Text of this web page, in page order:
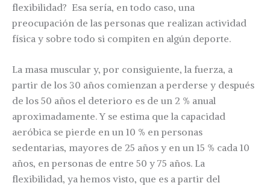
flexibilidad? Esa sería, en todo caso, una
preocupación de las personas que realizan actividad
física y sobre todo si compiten en algún deporte.
La masa muscular y, por consiguiente, la fuerza, a
partir de los 30 años comienzan a perderse y después
de los 50 años el deterioro es de un 2 % anual
aproximadamente. Y se estima que la capacidad
aeróbica se pierde en un 10 % en personas
sedentarias, mayores de 25 años y en un 15 % cada 10
años, en personas de entre 50 y 75 años. La
flexibilidad, ya hemos visto, que es a partir del